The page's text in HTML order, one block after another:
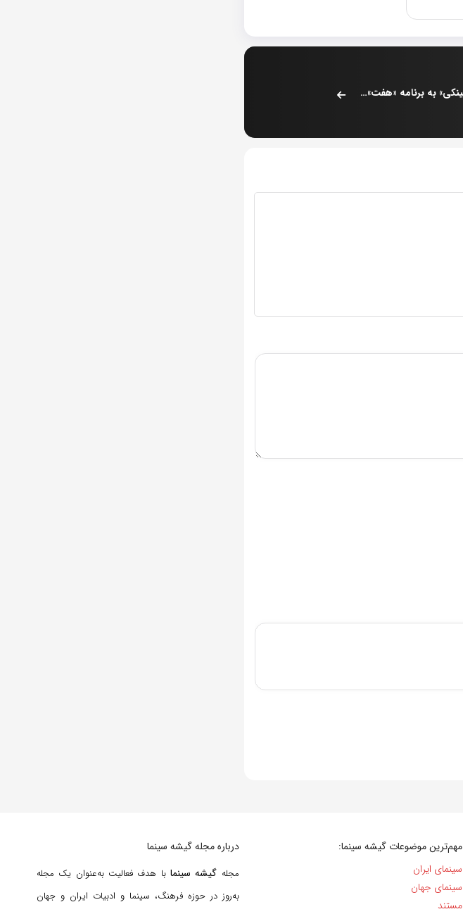
«مرد عینکی» به برنامه «هفت» می‌آید
مهم‌ترین موضوعات گیشه سینما:
سینمای ایران
سینمای جهان
مستند
درباره مجله گیشه سینما
مجله گیشه سینما با هدف فعالیت به‌عنوان یک مجله
به‌روز در حوزه فرهنگ، سینما و ادبیات ایران و جهان